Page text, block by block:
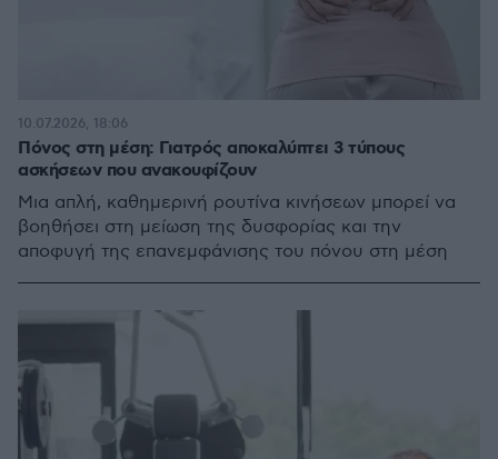
Πόνος στη μέση: Γιατρός αποκαλύπτει 3 τύπους
ασκήσεων που ανακουφίζουν
Μια απλή, καθημερινή ρουτίνα κινήσεων μπορεί να
βοηθήσει στη μείωση της δυσφορίας και την
αποφυγή της επανεμφάνισης του πόνου στη μέση
10.07.2026, 18:06